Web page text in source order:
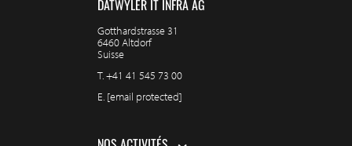
DÄTWYLER IT INFRA AG
Gotthardstrasse 31
6460 Altdorf
Suisse
T.+41 41 545 73 00
E. [email protected]